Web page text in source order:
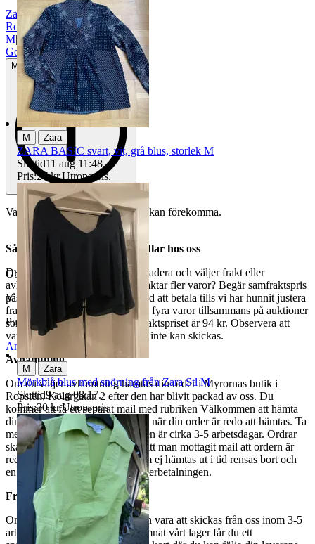
Zara
Rosa |
M|
Gott använt skick
Mindre tecken på användning
Varan är begagnad och defekter kan förekomma.
Så här går det till när du handlar hos oss
Du betalar din order direkt på Tradera och väljer frakt eller
avhämtning. Vill du att vi samfraktar fler varor? Begär samfraktspris
på din Traderasida och vänta med att betala tills vi har hunnit justera
fraktpriset. Vi samfraktar upp till fyra varor tillsammans på auktioner
som avslutas samma dag. Samfraktspriset är 94 kr. Observera att
varor märkta endast avhämtning inte kan skickas.
Avhämtning
Om du väljer avhämtning hämtas din order i Myrornas butik i
Ropsten, Kolargatan 2 efter den har blivit packad av oss. Du
kommer att få ett separat mail med rubriken Välkommen att hämta
din order på Myrorna i Ropsten! när din order är redo att hämtas. Ta
med legitimation. Hanteringstiden är cirka 3-5 arbetsdagar. Ordrar
ska hämtas senast 7 dagar efter att man mottagit mail att ordern är
redo för avhämtning. Ordrar som ej hämtas ut i tid rensas bort och
en avgift på 84 kr dras av från återbetalningen.
Frakt
Om du har valt frakt kommer din vara att skickas från oss inom 3-5
arbetsdagar. När din vara har lämnat vårt lager får du ett
Objektnr
Visningar
Publicerad
15 maj 19:18
Anmäl Sälj liknande
M | Zara
ZARA BASIC svart, vit, grå blus, storlek M
Sluttid11 aug 11:48.
Pris:27 kr,Utropspris.
M | Zara
Mörkblå blus med snörning från Zara Stl M
Sluttid9 aug 08:17.
Pris:30 kr,Utropspris.